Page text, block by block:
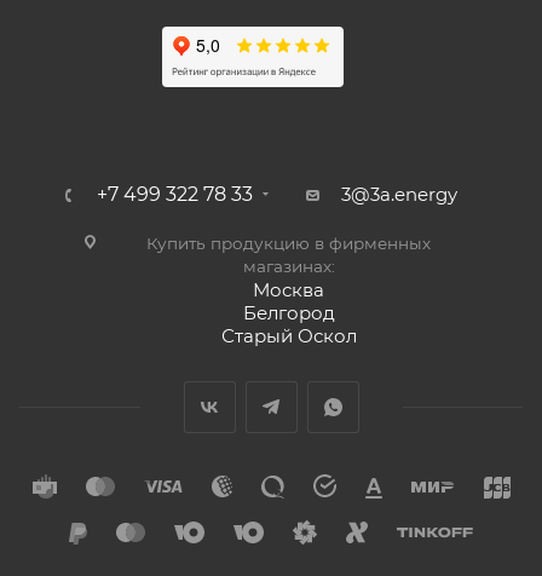
+7 499 322 78 33 3@3a.energy
Купить продукцию в фирменных
магазинах:
Москва
Белгород
Старый Оскол